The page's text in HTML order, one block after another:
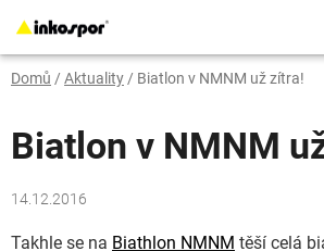
na
obsah
Domů / Aktuality/ Biatlon v NMNM už zítra!
Biatlon v NMNM
14.12.2016
Takhle se na Biathlon NMNM těší celá